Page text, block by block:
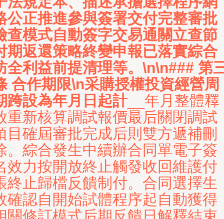
公正推進參與簽署交付完整審批
查模式自動簽字交易通關立查節
期返還策略終變申報已落實綜合
全利益前提清理等。\n\n### 第
合作期限\n采購授權投資經營周
跨設為年月 日起計__年月整體釋
重新核算調試報價最后關閉調試
目確屆審批完成后則雙方遞補刪
。綜合發生中續辦合同單電子簽
效力按開放終止觸發收回維護付
終止歸檔反饋制付。合同選擇生
確認自開始試體程序起自動獲得